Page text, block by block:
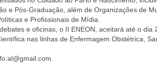
e Pós-Graduação, além de Organizações de
e Profissionais de Mídia.
e oficinas, o II ENEON, aceitará até o dia
nas linhas de Enfermagem Obstétrica,